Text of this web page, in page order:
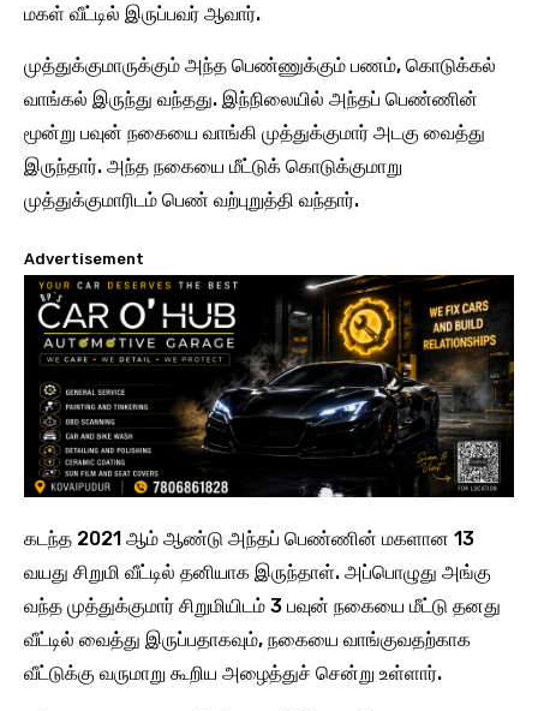
மகள் வீட்டில் இருப்பவர் ஆவார்.
முத்துக்குமாருக்கும் அந்த பெண்ணுக்கும் பணம், கொடுக்கல்
வாங்கல் இருந்து வந்தது. இந்நிலையில் அந்தப் பெண்ணின்
மூன்று பவுன் நகையை வாங்கி முத்துக்குமார் அடகு வைத்து
இருந்தார். அந்த நகையை மீட்டுக் கொடுக்குமாறு
முத்துக்குமாரிடம் பெண் வற்புறுத்தி வந்தார்.
Advertisement
கடந்த 2021 ஆம் ஆண்டு அந்தப் பெண்ணின் மகளான 13
வயது சிறுமி வீட்டில் தனியாக இருந்தாள். அப்பொழுது அங்கு
வந்த முத்துக்குமார் சிறுமியிடம் 3 பவுன் நகையை மீட்டு தனது
வீட்டில் வைத்து இருப்பதாகவும், நகையை வாங்குவதற்காக
வீட்டுக்கு வருமாறு கூறிய அழைத்துச் சென்று உள்ளார்.